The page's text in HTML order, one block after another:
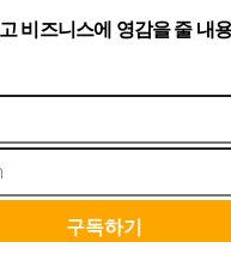
비즈니스에 영감을 줄 내